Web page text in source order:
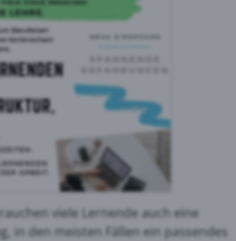
viele Lernende auch eine
in den meisten Fällen ein passendes